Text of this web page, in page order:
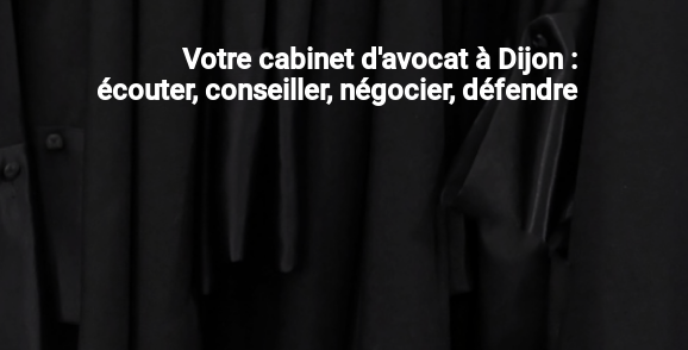
Votre cabinet d'avocat à Dijon :
écouter, conseiller, négocier, défendre